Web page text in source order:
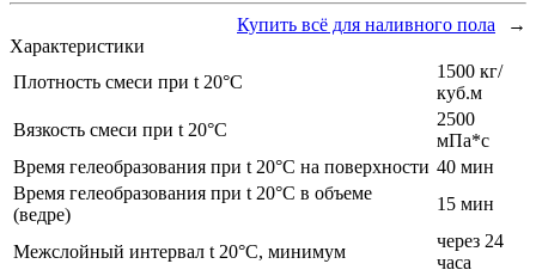
Купить всё для наливного пола
→
Характеристики
Плотность смеси при t 20°C
1500 кг/
куб.м
Вязкость смеси при t 20°С
2500
мПа*с
Время гелеобразования при t 20°C на поверхности 40 мин
Время гелеобразования при t 20°C в объеме
(ведре)
15 мин
Межслойный интервал t 20°С, минимум
через 24
часа